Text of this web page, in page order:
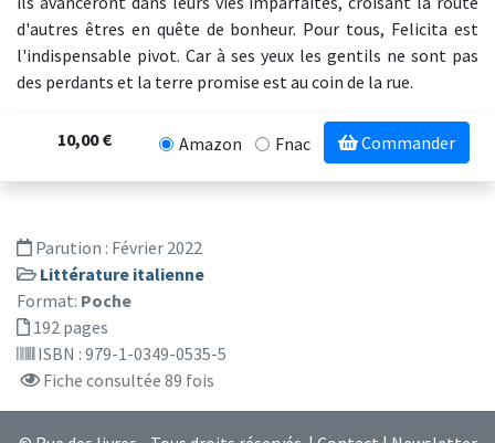
d'autres êtres en quête de bonheur. Pour tous, Felicita est
l'indispensable pivot. Car à ses yeux les gentils ne sont pas
des perdants et la terre promise est au coin de la rue.
10,00 € Amazon Fnac Commander
Parution : Février 2022
Littérature italienne
Format: Poche
192 pages
ISBN : 979-1-0349-0535-5
Fiche consultée 89 fois